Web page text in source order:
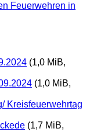
Feuerwehren in
(1,0 MiB,
(1,0 MiB,
Kreisfeuerwehrtag
(1,7 MiB,